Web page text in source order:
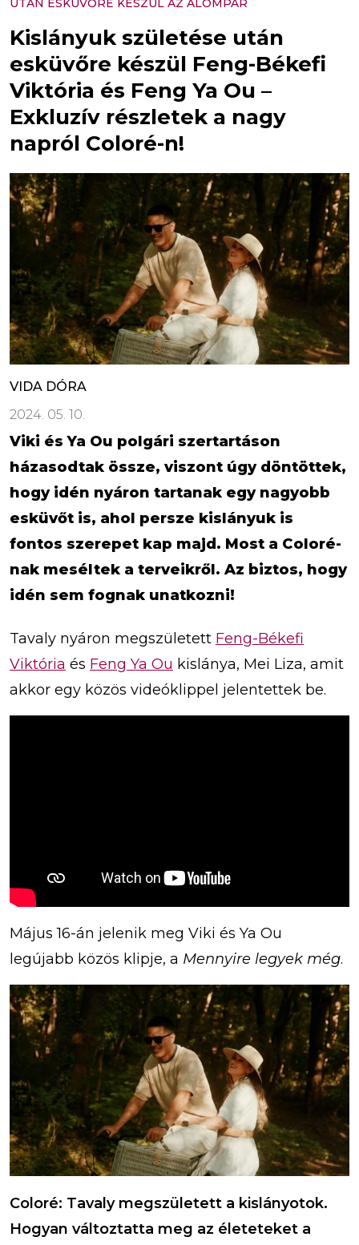
UTÁN ESKÜVŐRE KÉSZÜL AZ ÁLOMPÁR
Kislányuk születése után
esküvőre készül Feng-Békefi
Viktória és Feng Ya Ou –
Exkluzív részletek a nagy
napról Coloré-n!
VIDA DÓRA
2024. 05. 10.
Viki és Ya Ou polgári szertartáson
házasodtak össze, viszont úgy döntöttek,
hogy idén nyáron tartanak egy nagyobb
esküvőt is, ahol persze kislányuk is
fontos szerepet kap majd. Most a Coloré-
nak meséltek a terveikről. Az biztos, hogy
idén sem fognak unatkozni!
Tavaly nyáron megszületett Feng-Békefi
Viktória és Feng Ya Ou kislánya, Mei Liza, amit
akkor egy közös videóklippel jelentettek be.
Május 16-án jelenik meg Viki és Ya Ou
legújabb közös klipje, a Mennyire legyek még.
Coloré: Tavaly megszületett a kislányotok.
Hogyan változtatta meg az életeteket a